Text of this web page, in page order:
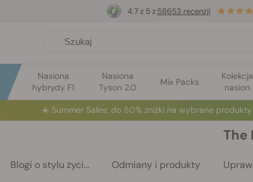
Nasiona
hybrydy F1
Nasiona
Tyson 2.0
Mix Packs
Kolekcja
nasion
4.7 z 5 z58653 recenzji
☀️ Summer Sales: do 50% zniżki na wybrane
The
Blogi o stylu życi... Odmiany i produkty